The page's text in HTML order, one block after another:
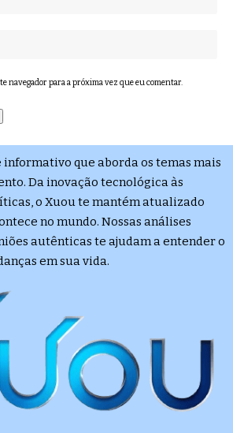
navegador para a próxima vez que eu comentar.
que aborda os temas mais
Da inovação tecnológica às
o Xuou te mantém atualizado
no mundo. Nossas análises
autênticas te ajudam a entender o
em sua vida.